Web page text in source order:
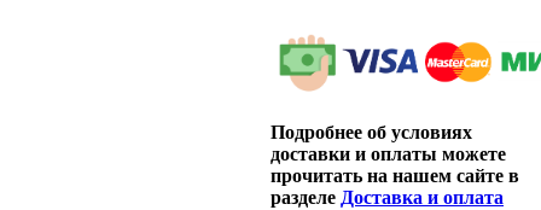
Подробнее об условиях
доставки и оплаты можете
прочитать на нашем сайте в
разделе Доставка и оплата